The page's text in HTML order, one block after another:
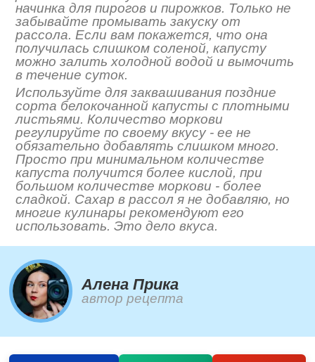
начинка для пирогов и пирожков. Только не
забывайте промывать закуску от
рассола. Если вам покажется, что она
получилась слишком соленой, капусту
можно залить холодной водой и вымочить
в течение суток.
Используйте для заквашивания поздние
сорта белокочанной капусты с плотными
листьями. Количество моркови
регулируйте по своему вкусу - ее не
обязательно добавлять слишком много.
Просто при минимальном количестве
капуста получится более кислой, при
большом количестве моркови - более
сладкой. Сахар в рассол я не добавляю, но
многие кулинары рекомендуют его
использовать. Это дело вкуса.
Алена Прика
автор рецепта